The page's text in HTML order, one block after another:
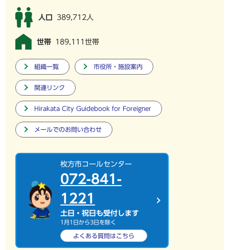
人口 389,712人
世帯 189,111世帯
組織一覧 市役所・施設案内
関連リンク
Hirakata City Guidebook for Foreigner
メールでのお問い合わせ
枚方市コールセンター
072-841-
1221
土日・祝日も受付します
1月1日から3日を除く
よくある質問はこちら